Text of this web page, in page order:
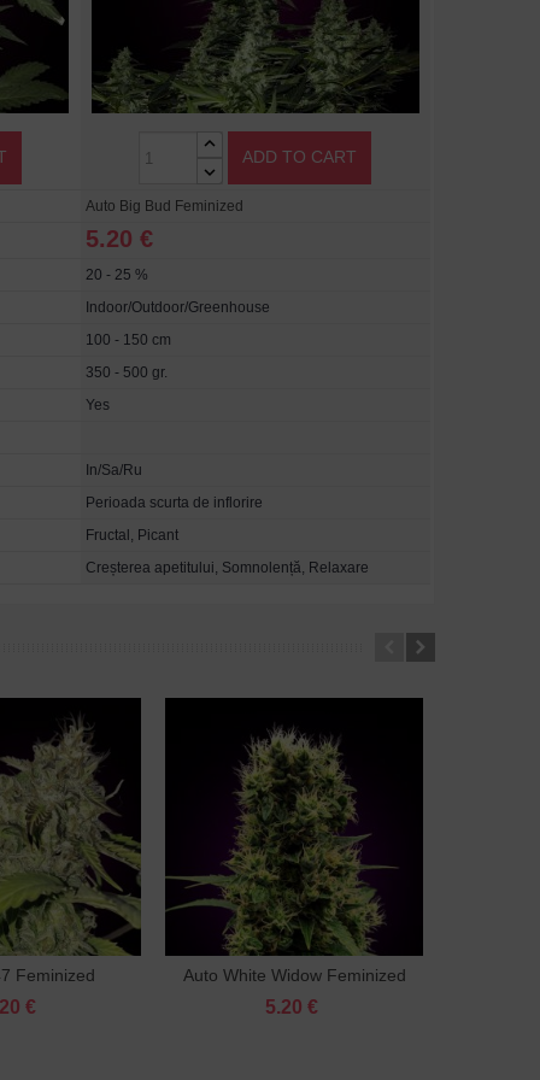
ADD TO CART
Auto Big Bud Feminized
5.20 €
20 - 25 %
Indoor/Outdoor/Greenhouse
100 - 150 cm
350 - 500 gr.
Yes
In/Sa/Ru
Perioada scurta de inflorire
Fructal, Picant
Creșterea apetitului, Somnolență, Relaxare
în coş
Feminized
€
Adaugă în coş
Auto White Widow Feminized
5.20 €